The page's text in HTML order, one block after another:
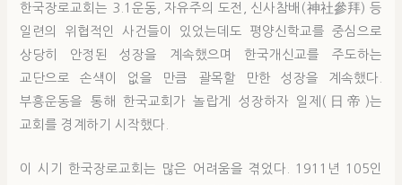
한국장로교회는 3.1운동, 자유주의 도전, 신사참배(神社參拜) 등
일련의 위협적인 사건들이 있었는데도 평양신학교를 중심으로
상당히 안정된 성장을 계속했으며 한국개신교를 주도하는
교단으로 손색이 없을 만큼 괄목할 만한 성장을 계속했다.
부흥운동을 통해 한국교회가 놀랍게 성장하자 일제(日帝)는
교회를 경계하기 시작했다.
이 시기 한국장로교회는 많은 어려움을 겪었다. 1911년 105인